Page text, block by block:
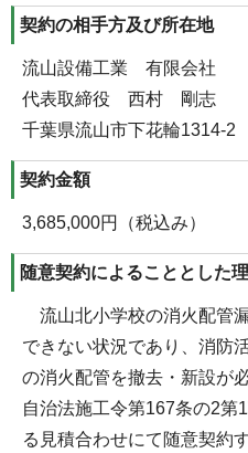
契約の相手方及び所在地
流山設備工業 有限会社
代表取締役 西村 剛志
千葉県流山市下花輪1314-2
契約金額
3,685,000円（税込み）
随意契約によることとした
流山北小学校の消火配管
できない状況であり、消防
の消火配管を撤去・新設が
自治法施工令第167条の2第
る見積合わせにて随意契約